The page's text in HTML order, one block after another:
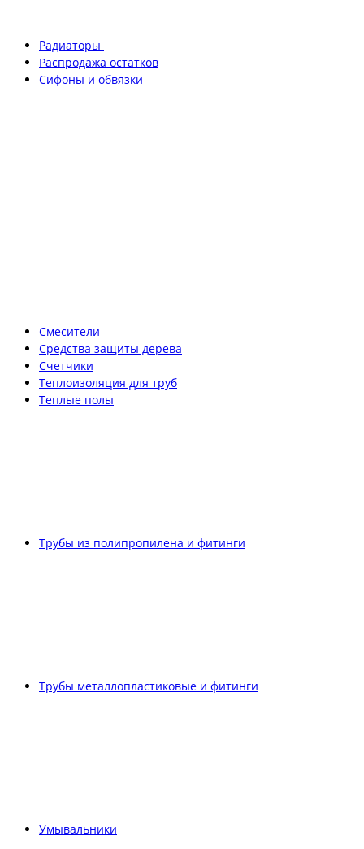
Радиаторы
Распродажа остатков
Сифоны и обвязки
Смесители
Средства защиты дерева
Счетчики
Теплоизоляция для труб
Теплые полы
Трубы из полипропилена и фитинги
Трубы металлопластиковые и фитинги
Умывальники